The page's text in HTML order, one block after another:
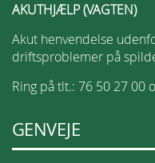
AKUTHJÆLP (VAGTEN)
Akut henvendelse
driftsproblemer på
Ring på tlt.: 76 50 27 00
GENVEJE